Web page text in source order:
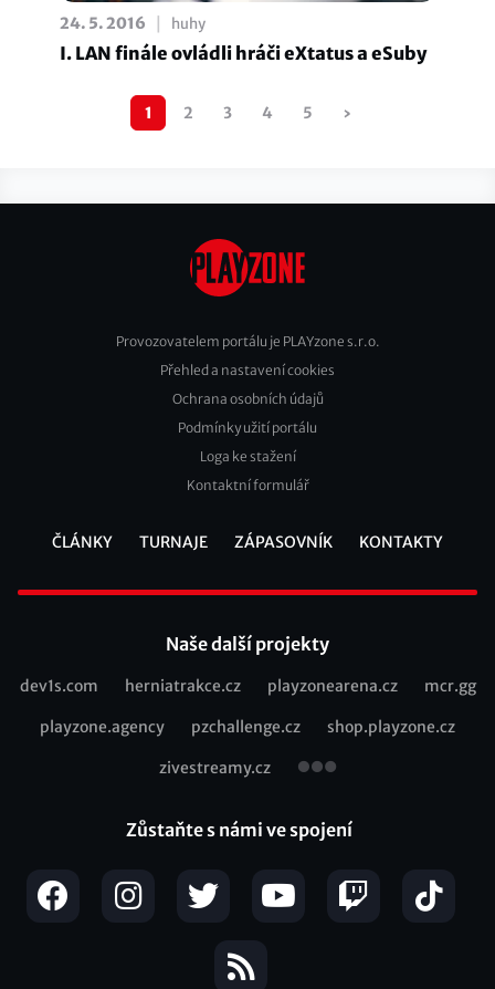
24. 5. 2016 huhy
I. LAN finále ovládli hráči eXtatus a eSuby
Pagination 1 2 3 4 5 ›
Footer
Provozovatelem portálu je PLAYzone s.r.o.
Přehled a nastavení cookies
Ochrana osobních údajů
Podmínky užití portálu
Loga ke stažení
Kontaktní formulář
ČLÁNKY TURNAJE ZÁPASOVNÍK KONTAKTY
Naše další projekty
Recommended
dev1s.com herniatrakce.cz playzonearena.cz mcr.gg
playzone.agency pzchallenge.cz shop.playzone.cz
zivestreamy.cz
Zůstaňte s námi ve spojení